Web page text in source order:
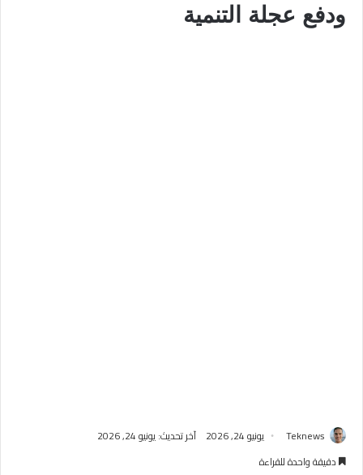
ودفع عجلة التنمية
Teknews يونيو 24, 2026
آخر تحديث: يونيو 24, 2026
دقيقة واحدة للقراءة